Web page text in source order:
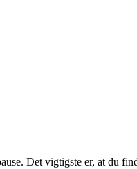
Det vigtigste er, at du